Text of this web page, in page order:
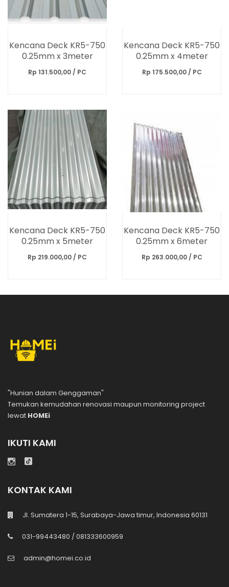
Kencana Deck KR5-750
0.25mm x 3meter
Rp 131.500,00 / PC
Kencana Deck KR5-750
0.25mm x 4meter
Rp 175.500,00 / PC
Kencana Deck KR5-750
0.25mm x 5meter
Rp 219.000,00 / PC
Kencana Deck KR5-750
0.25mm x 6meter
Rp 263.000,00 / PC
"Hunian dalam Genggaman"
Temukan kemudahan renovasi maupun monitoring project
lewat HOMEi
IKUTI KAMI
KONTAK KAMI
Jl. Sumatera 1-15, Surabaya-Jawa timur, Indonesia 60131
031-99443480 / 081333600959
admin@homei.co.id